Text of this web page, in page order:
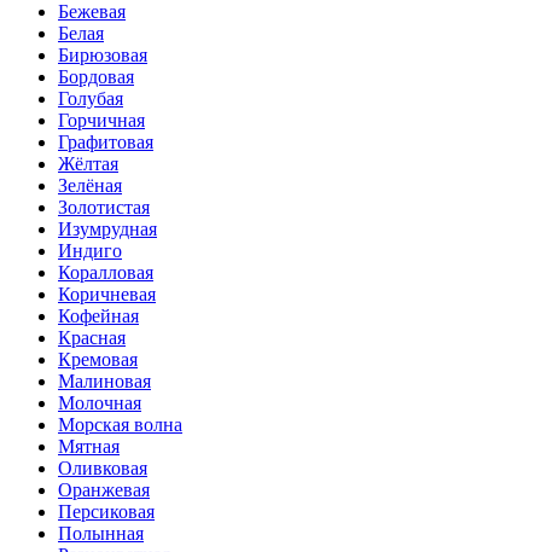
Бежевая
Белая
Бирюзовая
Бордовая
Голубая
Горчичная
Графитовая
Жёлтая
Зелёная
Золотистая
Изумрудная
Индиго
Коралловая
Коричневая
Кофейная
Красная
Кремовая
Малиновая
Молочная
Морская волна
Мятная
Оливковая
Оранжевая
Персиковая
Полынная